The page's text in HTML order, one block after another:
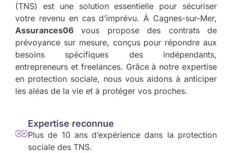
(TNS) est une solution essentielle pour sécuriser
votre revenu en cas d’imprévu. À Cagnes-sur-Mer,
Assurances06 vous propose des contrats de
prévoyance sur mesure, conçus pour répondre aux
besoins spécifiques des indépendants,
entrepreneurs et freelances. Grâce à notre expertise
en protection sociale, nous vous aidons à anticiper
les aléas de la vie et à protéger vos proches.
Expertise reconnue
Plus de 10 ans d’expérience dans la protection
sociale des TNS.